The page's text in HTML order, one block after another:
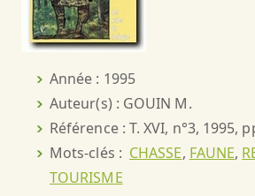
Année : 1995
Auteur(s) : GOUIN M.
Référence : T. XVI, n°3, 1995,
Mots-clés : CHASSE, FAUNE,
TOURISME